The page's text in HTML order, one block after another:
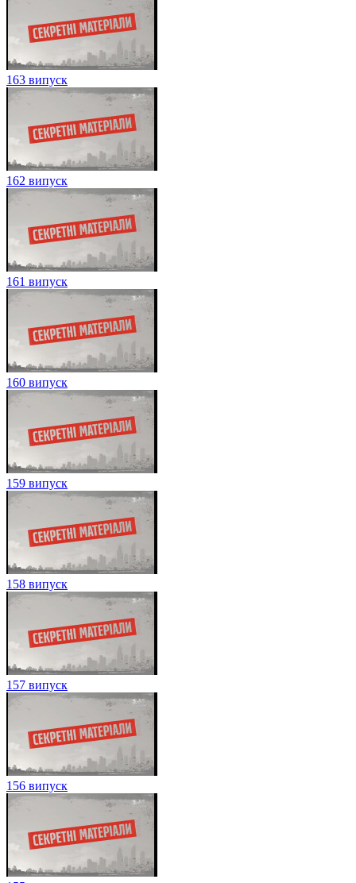
163 випуск
162 випуск
161 випуск
160 випуск
159 випуск
158 випуск
157 випуск
156 випуск